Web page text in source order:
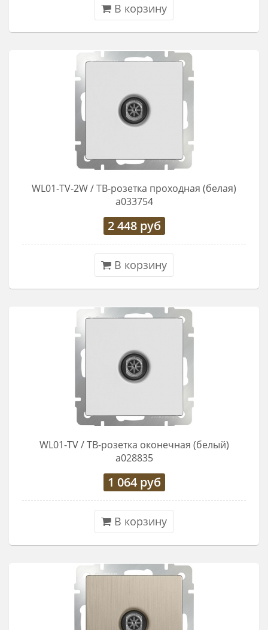
В корзину
WL01-TV-2W / ТВ-розетка проходная (белая)
a033754
2 448руб
В корзину
WL01-TV / ТВ-розетка оконечная (белый)
a028835
1 064руб
В корзину